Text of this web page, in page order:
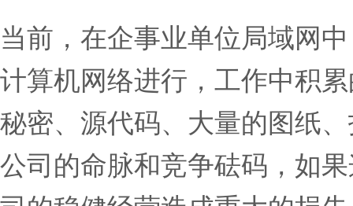
当前，在企事业单位局域网
计算机网络进行，工作中积
秘密、源代码、大量的图纸
公司的命脉和竞争砝码，如